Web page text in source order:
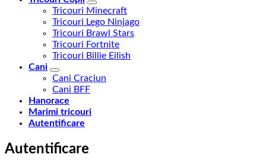
Tricouri Minecraft
Tricouri Lego Ninjago
Tricouri Brawl Stars
Tricouri Fortnite
Tricouri Billie Eilish
Cani
Cani Craciun
Cani BFF
Hanorace
Marimi tricouri
Autentificare
Autentificare